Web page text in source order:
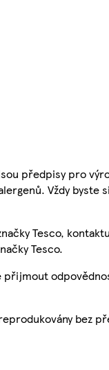
předpisy pro
Vždy
Tesco,
Tesco.
bez